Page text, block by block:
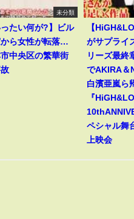
未分類
ったい何が?】ビル
ら女性が転落…
中央区の繁華街
【
がサプライ
リーズ最終
でAKIRA＆
白濱亜嵐
『
ペシャル舞
上映会